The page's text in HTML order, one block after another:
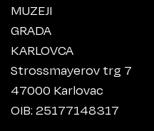
MUZEJI
GRADA
KARLOVCA
Strossmayerov trg 7
47000 Karlovac
OIB: 25177148317